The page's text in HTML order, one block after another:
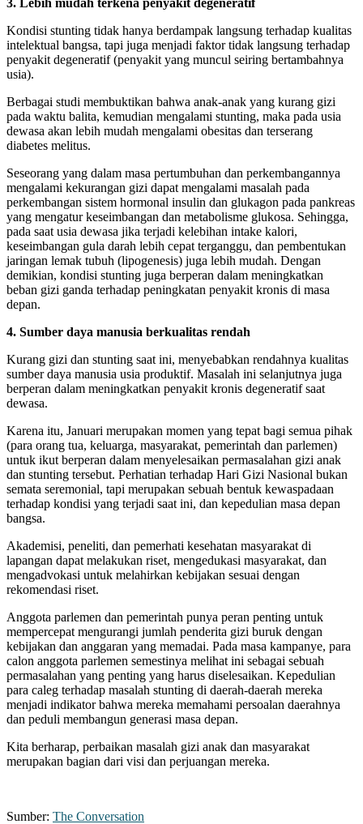
Kondisi stunting tidak hanya berdampak langsung terhadap kualitas
intelektual bangsa, tapi juga menjadi faktor tidak langsung terhadap
penyakit degeneratif (penyakit yang muncul seiring bertambahnya
usia).
Berbagai studi membuktikan bahwa anak-anak yang kurang gizi
pada waktu balita, kemudian mengalami stunting, maka pada usia
dewasa akan lebih mudah mengalami obesitas dan terserang
diabetes melitus.
Seseorang yang dalam masa pertumbuhan dan perkembangannya
mengalami kekurangan gizi dapat mengalami masalah pada
perkembangan sistem hormonal insulin dan glukagon pada pankreas
yang mengatur keseimbangan dan metabolisme glukosa. Sehingga,
pada saat usia dewasa jika terjadi kelebihan intake kalori,
keseimbangan gula darah lebih cepat terganggu, dan pembentukan
jaringan lemak tubuh (lipogenesis) juga lebih mudah. Dengan
demikian, kondisi stunting juga berperan dalam meningkatkan
beban gizi ganda terhadap peningkatan penyakit kronis di masa
depan.
4. Sumber daya manusia berkualitas rendah
Kurang gizi dan stunting saat ini, menyebabkan rendahnya kualitas
sumber daya manusia usia produktif. Masalah ini selanjutnya juga
berperan dalam meningkatkan penyakit kronis degeneratif saat
dewasa.
Karena itu, Januari merupakan momen yang tepat bagi semua pihak
(para orang tua, keluarga, masyarakat, pemerintah dan parlemen)
untuk ikut berperan dalam menyelesaikan permasalahan gizi anak
dan stunting tersebut. Perhatian terhadap Hari Gizi Nasional bukan
semata seremonial, tapi merupakan sebuah bentuk kewaspadaan
terhadap kondisi yang terjadi saat ini, dan kepedulian masa depan
bangsa.
Akademisi, peneliti, dan pemerhati kesehatan masyarakat di
lapangan dapat melakukan riset, mengedukasi masyarakat, dan
mengadvokasi untuk melahirkan kebijakan sesuai dengan
rekomendasi riset.
Anggota parlemen dan pemerintah punya peran penting untuk
mempercepat mengurangi jumlah penderita gizi buruk dengan
kebijakan dan anggaran yang memadai. Pada masa kampanye, para
calon anggota parlemen semestinya melihat ini sebagai sebuah
permasalahan yang penting yang harus diselesaikan. Kepedulian
para caleg terhadap masalah stunting di daerah-daerah mereka
menjadi indikator bahwa mereka memahami persoalan daerahnya
dan peduli membangun generasi masa depan.
Kita berharap, perbaikan masalah gizi anak dan masyarakat
merupakan bagian dari visi dan perjuangan mereka.
Sumber: The Conversation